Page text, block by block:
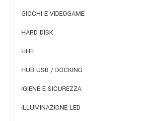
GIOCHI E VIDEOGAME
HARD DISK
HI-FI
HUB USB / DOCKING
IGIENE E SICUREZZA
ILLUMINAZIONE LED